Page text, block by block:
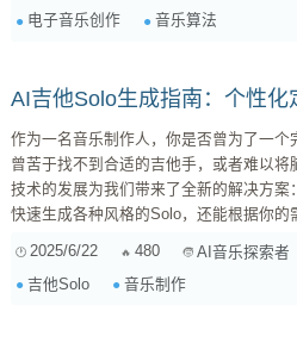
数据集。简单来说，AI通过学习海量的音
电子音乐创作
音乐算法
AI吉他Solo生成指南：个性化
作为一名音乐制作人，你是否曾为了一
曾苦于找不到合适的吉他手，或者难以将
技术的发展为我们带来了全新的解决方
快速生成各种风格的Solo，还能根据你
漫长的寻找吉他手和排练过程，AI能在几
供你选择和修改。 **灵感激发：**当你缺乏灵感时，AI生成的Solo可以为你
2025/6/22 480 AI音乐探索者
吉他Solo
音乐制作